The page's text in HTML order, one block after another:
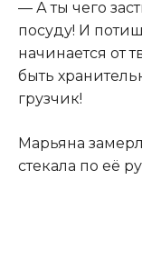
— А ты чего
посуду! И
начинается от
быть
грузчик!
Марьяна
стекала по её